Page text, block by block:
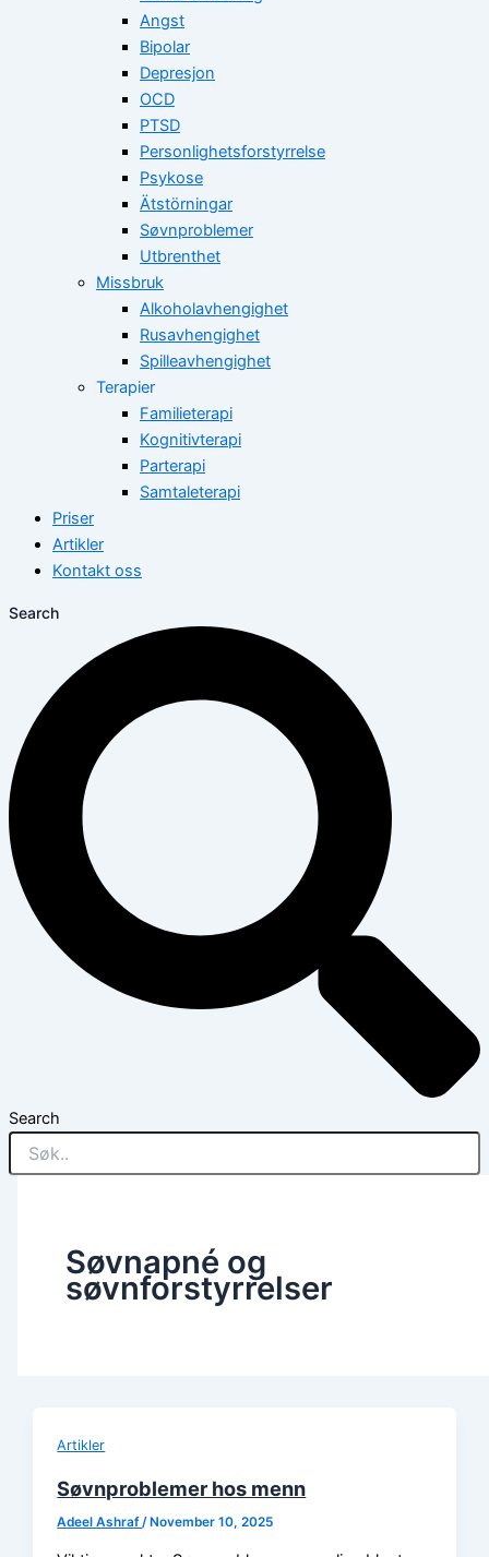
Angst
Bipolar
Depresjon
OCD
PTSD
Personlighetsforstyrrelse
Psykose
Ätstörningar
Søvnproblemer
Utbrenthet
Missbruk
Alkoholavhengighet
Rusavhengighet
Spilleavhengighet
Terapier
Familieterapi
Kognitivterapi
Parterapi
Samtaleterapi
Priser
Artikler
Kontakt oss
Search
Search
Søvnapné og
søvnforstyrrelser
Artikler
Søvnproblemer hos menn
Adeel Ashraf /November 10, 2025